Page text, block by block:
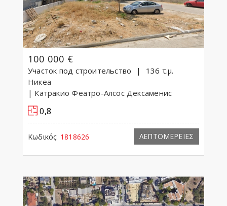
100 000 €
Участок под строительство
136 τ.μ.
Никеа
| Катракио Феатро-Алсос Дексаменис
0,8
Κωδικός: 1818626 ΛΕΠΤΟΜΕΡΕΙΕΣ